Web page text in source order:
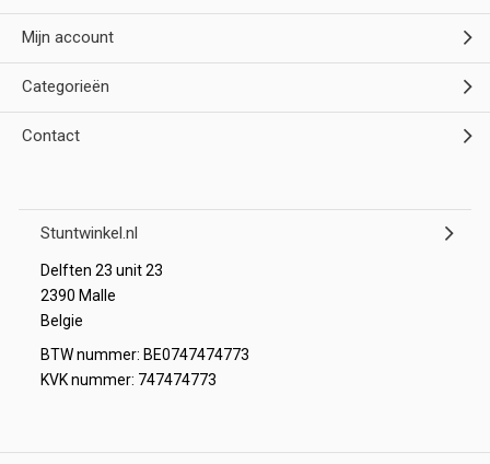
Mijn account
Categorieën
Contact
Stuntwinkel.nl
Delften 23 unit 23
2390 Malle
Belgie
BTW nummer: BE0747474773
KVK nummer: 747474773